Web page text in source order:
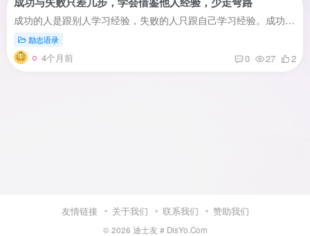
成功的人是跟别人学习经验，失败的人只跟自己学习经验。成功与不成功之间有时距离很短，只要后者再向前几步。成功呈概率分布，关键是你能不能坚持到成功开始呈现的那一刻。
励志语录
4个月前 0 27 2
友情链接 关于我们 联系我们 赞助我们
© 2026 迪士友 # DisYo.Com